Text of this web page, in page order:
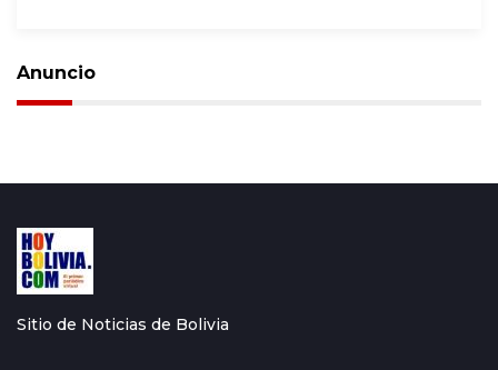
Anuncio
Sitio de Noticias de Bolivia